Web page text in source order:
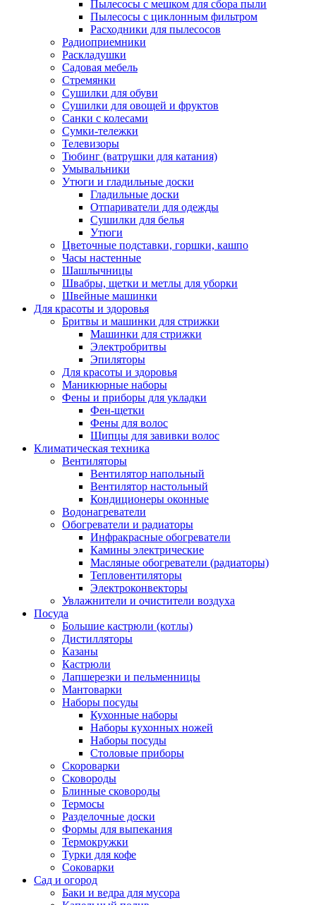
Пылесосы с мешком для сбора пыли
Пылесосы с циклонным фильтром
Расходники для пылесосов
Радиоприемники
Раскладушки
Садовая мебель
Стремянки
Сушилки для обуви
Сушилки для овощей и фруктов
Санки с колесами
Сумки-тележки
Телевизоры
Тюбинг (ватрушки для катания)
Умывальники
Утюги и гладильные доски
Гладильные доски
Отпариватели для одежды
Сушилки для белья
Утюги
Цветочные подставки, горшки, кашпо
Часы настенные
Шашлычницы
Швабры, щетки и метлы для уборки
Швейные машинки
Для красоты и здоровья
Бритвы и машинки для стрижки
Машинки для стрижки
Электробритвы
Эпиляторы
Для красоты и здоровья
Маникюрные наборы
Фены и приборы для укладки
Фен-щетки
Фены для волос
Щипцы для завивки волос
Климатическая техника
Вентиляторы
Вентилятор напольный
Вентилятор настольный
Кондиционеры оконные
Водонагреватели
Обогреватели и радиаторы
Инфракрасные обогреватели
Камины электрические
Масляные обогреватели (радиаторы)
Тепловентиляторы
Электроконвекторы
Увлажнители и очистители воздуха
Посуда
Большие кастрюли (котлы)
Дистилляторы
Казаны
Кастрюли
Лапшерезки и пельменницы
Мантоварки
Наборы посуды
Кухонные наборы
Наборы кухонных ножей
Наборы посуды
Столовые приборы
Скороварки
Сковороды
Блинные сковороды
Термосы
Разделочные доски
Формы для выпекания
Термокружки
Турки для кофе
Соковарки
Сад и огород
Баки и ведра для мусора